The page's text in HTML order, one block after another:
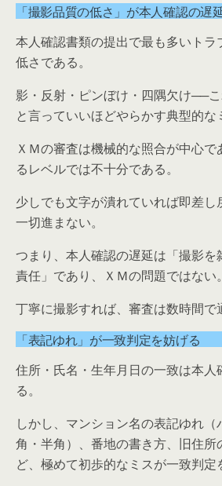
「撮影品質の低さ」が本人確認の遅
本人確認書類の提出で最も多いトラ
低さである。
影・反射・ピンぼけ・四隅欠け──
と言っていいほどやらかす典型的な
ＸＭの審査は機械的な照合が中心
るレベルでは不十分である。
少しでも文字が潰れていれば即差し
一切進まない。
つまり、本人確認の遅延は「撮影を
責任」であり、ＸＭの問題ではない。
丁寧に撮影すれば、審査は数時間で
「表記ゆれ」が一致判定を妨げる
住所・氏名・生年月日の一致は本人
る。
しかし、マンション名の表記ゆれ
角・半角）、番地の書き方、旧住所
ど、極めて初歩的なミスが一致判定